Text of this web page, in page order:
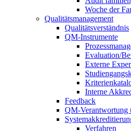
Woche der
Qualitätsmanagement
Qualitätsverständnis
QM-Instrumente
Evaluation/
Externe
Interne
Feedback
QM-Verantwortung
Verfahren